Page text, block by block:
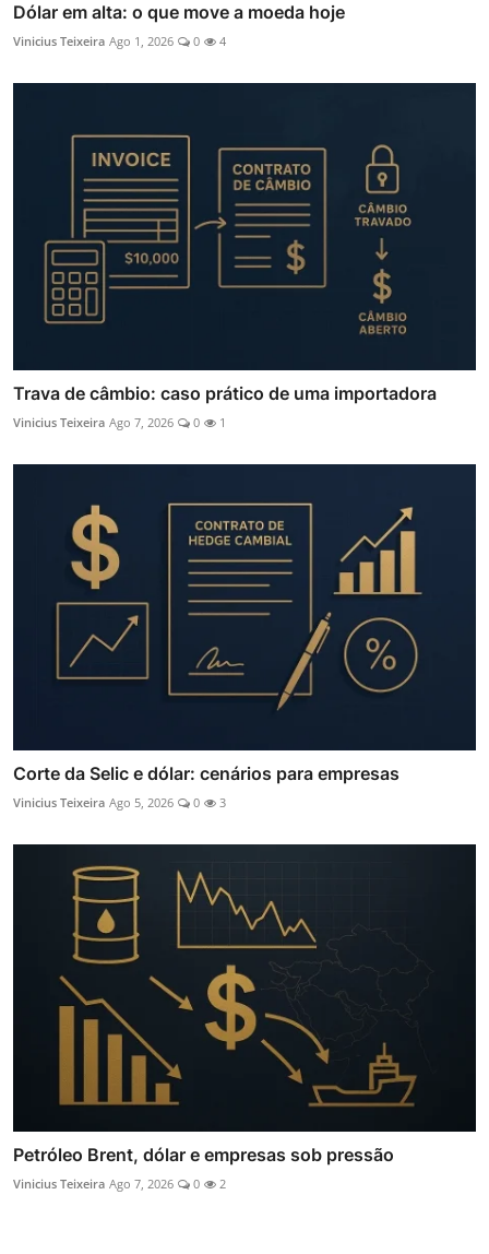
Dólar em alta: o que move a moeda hoje
Vinicius Teixeira Ago 1, 2026 0 4
Trava de câmbio: caso prático de uma importadora
Vinicius Teixeira Ago 7, 2026 0 1
Corte da Selic e dólar: cenários para empresas
Vinicius Teixeira Ago 5, 2026 0 3
Petróleo Brent, dólar e empresas sob pressão
Vinicius Teixeira Ago 7, 2026 0 2